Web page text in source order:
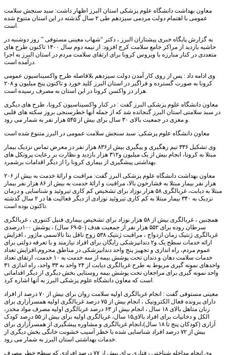
معاون بهداشت دانشگاه علوم پزشکی استان البرز اظهار داشت: سبد سنجش سلامت
عمومی با اهتمام دولت مردمی سیزدهم طی ۲ سال گذشته در این استان متنوع شده
است.
به گزارش پایگاه خبری پیشتازان البرز ، دکتر “شهاب معینی مستوفی ” روز دوشنبه در
حاشیه بازدید از مراکز جامع سلامت کرج افزود: از نیمه دوم سال ۱۴۰۰ تاکنون طرح های
متعددی در کنار مبارزه با ویروس کرونا برای ارتقای سلامت مردم در استان البرز به اجرا
درآمده است.
وی ادامه داد : پس از روی کار آمدن دولت سیزدهم بلافاصله طرح واکسیناسیون عمومی
کرونا به صورت گسترده و فراگیر در استان البرز کلید خورد و تاکنون پنج میلیون و ۲۰۸
هزار دز واکسن کرونا در این استان به مصرف رسیده است.
معاون دانشگاه علوم پزشکی البرز گفت : در کنار واکسیناسیون کرونا، طرح های دیگری
در سبد سلامتی استان البرز گنجانده شد که از جمله آنها خطرسنجی بروز سکته های قلبی
و مغزی در جمعیت بالای ۳۰ سال برای بیش از ۵۴۵ هزار نفر به شمار می رود.
معاون دانشگاه علوم پزشکی: سبد سنجش سلامت عمومی در البرز متنوع شده است
وی تشکیل ۳۳۶ تیم رهگیری و پیگیری بیش از۸۳۶ هزار نفر در معرض تماس نزدیک بیمار
مبتلا به کرونا، انجام بیش از یک میلیون و۳۱۲ هزار بازدید و نظارت بر رعایت پروتکل های
بهداشتی پیشگیری از بیماری کرونا را از دیگر اقدامات برشمرد.
معاون بهداشت دانشگاه علوم پزشکی البرز گفت: مراقبت و ارائۀ خدمت به بیش از ۲۰۶
هزار نفر بیمار مبتلا به فشارخون بالا، مراقبت و ارائۀ خدمت به بیش از ۸۶ هزار نفر بیمار
مبتلا به دیابت، غربالگری ۵۸ هزار نوزاد برای تشخیص کم کاری تیروئید و شناسایی و درمان
نزدیک به ۳۴۰ بیمار مبتلا به کم کاری تیروئید نوزادی از دیگر فعالیت ها در ۲ سال گذشته
تاکنون بوده است.
همچنین ، غربالگری بیش از ۵۸ هزار نوزاد برای تشخیص بیماری فنیل کتنوری ، غربالگری
سرطان روده برای ۵۵۲ هزار نفر از جمعیت هدف (۵۰-۶۹ سال) ، پوشش ۱۰۰درصدی
غربالگری ژنتیک زمان ازدواج ، مراقبت ژنتیک ۵۳۸ زوج ناقل بتا تالاسمی ماژور ، افزایش
ارائه خدمات سطح یک و۲ دندانپزشکی رایگان برای افراد نیازمند و با تعرفه دولتی برای
عموم مردم، راه اندازی و تجهیز پنج واحد دندانپزشکی در مناطق محروم،افزایش تعداد
خدمات سلامت دهان و دندان تحت پوشش بیمه از سه خدمت به ۱۰ خدمت، ارتقای تعداد
واحدهای نمونه گیری مربوط به طرح غربالگری دیابت از ۲۴ واحد به ۳۳ واحد، راه اندازی ۳۱
واحد نمونه گیری برای مراجعان تحت پوشش بیمه روستایی بخش دیگری از دیگر اقداماتی
است که معاون دانشگاه علوم پزشکی البرز به آنها اشاره کرد.
معینی مستوفی گفت : انجام غربالگری اولیه سلامت روان برای بیش از ۷۰ درصد از افراد
دارای پرونده فعال الکترونیک ، انجام بیش از ۷۵ درصد غربالگری اولیه همسرآزاری برای
زنان متاهل بالای ۱۸ سال ، انجام بیش از ۶۳ درصد غربالگری اولیه مصرف مواد مخدر،
الکل و دخانیات برای افراد بالای۱۵ سال، غربالگری اولیه برای بیش از ۵۵ درصد کودک
آزاری (کودکان پنج تا ۱۸ سال)،انجام غربالگری و مشاوره پیشگیری از همسرآزاری برای
بیش از ۷۲ درصد افراد شناسایی شده با خطر آسیب خشونت خانگی بخش دیگری از
خدمات بهداشتی استان البرز به شمار می رود.
وی انجام مداخله شناختی رفتاری برای بیش از ۷۷ درصد افرادی که سطح خطر مصرف